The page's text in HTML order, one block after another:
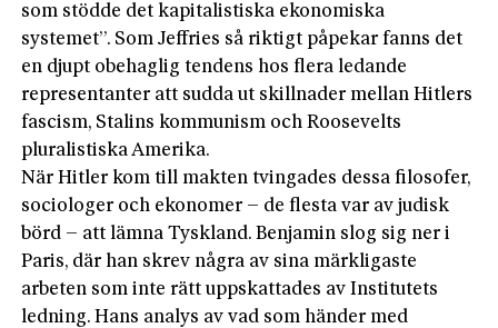
som stödde det kapitalistiska ekonomiska
systemet”. Som Jeffries så riktigt påpekar fanns det
en djupt obehaglig tendens hos flera ledande
representanter att sudda ut skillnader mellan Hitlers
fascism, Stalins kommunism och Roosevelts
pluralistiska Amerika.
När Hitler kom till makten tvingades dessa filosofer,
sociologer och ekonomer – de flesta var av judisk
börd – att lämna Tyskland. Benjamin slog sig ner i
Paris, där han skrev några av sina märkligaste
arbeten som inte rätt uppskattades av Institutets
ledning. Hans analys av vad som händer med